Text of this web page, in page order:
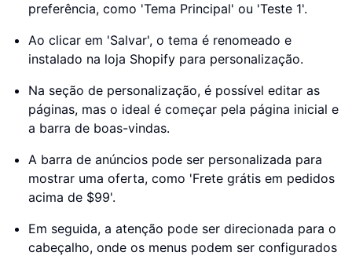
preferência, como 'Tema Principal' ou 'Teste 1'.
Ao clicar em 'Salvar', o tema é renomeado e
instalado na loja Shopify para personalização.
Na seção de personalização, é possível editar as
páginas, mas o ideal é começar pela página inicial e
a barra de boas-vindas.
A barra de anúncios pode ser personalizada para
mostrar uma oferta, como 'Frete grátis em pedidos
acima de $99'.
Em seguida, a atenção pode ser direcionada para o
cabeçalho, onde os menus podem ser configurados